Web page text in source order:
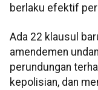
berlaku efektif
Ada 22 klausul
amendemen
perundungan
kepolisian, dan